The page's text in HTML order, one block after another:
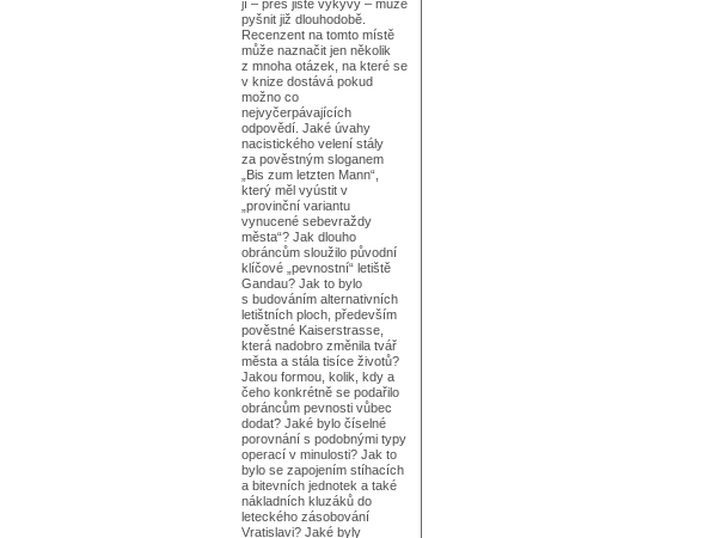
jí – přes jisté výkyvy – může
pyšnit již dlouhodobě.
Recenzent na tomto místě
může naznačit jen několik
z mnoha otázek, na které se
v knize dostává pokud
možno co
nejvyčerpávajících
odpovědí. Jaké úvahy
nacistického velení stály
za pověstným sloganem
„Bis zum letzten Mann“,
který měl vyústit v
„provinční variantu
vynucené sebevraždy
města“? Jak dlouho
obráncům sloužilo původní
klíčové „pevnostní“ letiště
Gandau? Jak to bylo
s budováním alternativních
letištních ploch, především
pověstné Kaiserstrasse,
která nadobro změnila tvář
města a stála tisíce životů?
Jakou formou, kolik, kdy a
čeho konkrétně se podařilo
obráncům pevnosti vůbec
dodat? Jaké bylo číselné
porovnání s podobnými typy
operací v minulosti? Jak to
bylo se zapojením stíhacích
a bitevních jednotek a také
nákladních kluzáků do
leteckého zásobování
Vratislavi? Jaké byly